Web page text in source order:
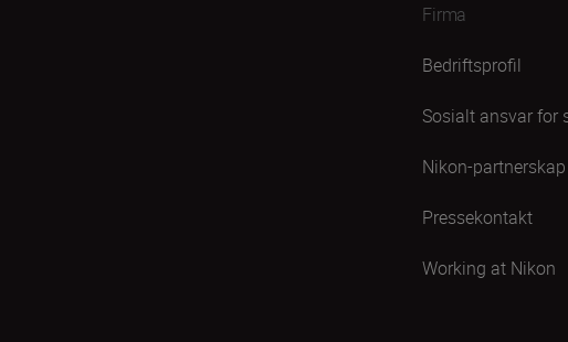
Firma
Bedriftsprofil
Sosialt ansvar for
Nikon-partnerskap
Pressekontakt
Working at Nikon